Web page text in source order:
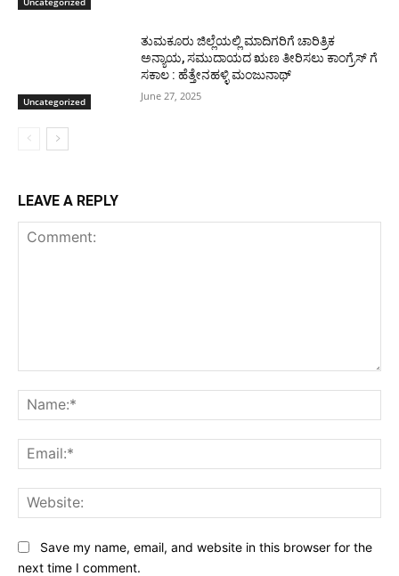
Uncategorized
ತುಮಕೂರು ಜಿಲ್ಲೆಯಲ್ಲಿ ಮಾದಿಗರಿಗೆ ಚಾರಿತ್ರಿಕ
ಅನ್ಯಾಯ, ಸಮುದಾಯದ ಋಣ ತೀರಿಸಲು ಕಾಂಗ್ರೆಸ್ ಗೆ
ಸಕಾಲ : ಹೆತ್ತೇನಹಳ್ಳಿ ಮಂಜುನಾಥ್
June 27, 2025
LEAVE A REPLY
Save my name, email, and website in this browser for the
next time I comment.